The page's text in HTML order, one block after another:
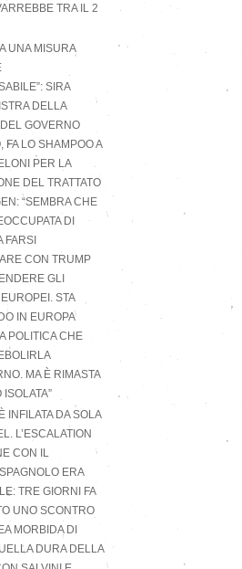
TRA IL 2
UNA MISURA
SIRA
DELLA
GOVERNO
FA LO SHAMPOO A
PER LA
DEL TRATTATO
“SEMBRA CHE
DI
FARSI
CON TRUMP
GLI
STA
IN EUROPA
POLITICA CHE
MA È RIMASTA
ISOLATA”
INFILATA DA SOLA
L’ESCALATION
CON IL
ERA
TRE GIORNI FA
UNO SCONTRO
MORBIDA DI
DURA DELLA